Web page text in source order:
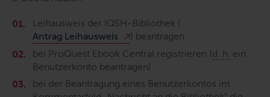
Leihausweis der IQSH-Bibliothek (
Antrag Leihausweis
) beantragen
bei ProQuest Ebook Central registrieren (d. h. ein
Benutzerkonto beantragen)
bei der Beantragung eines Benutzerkontos im